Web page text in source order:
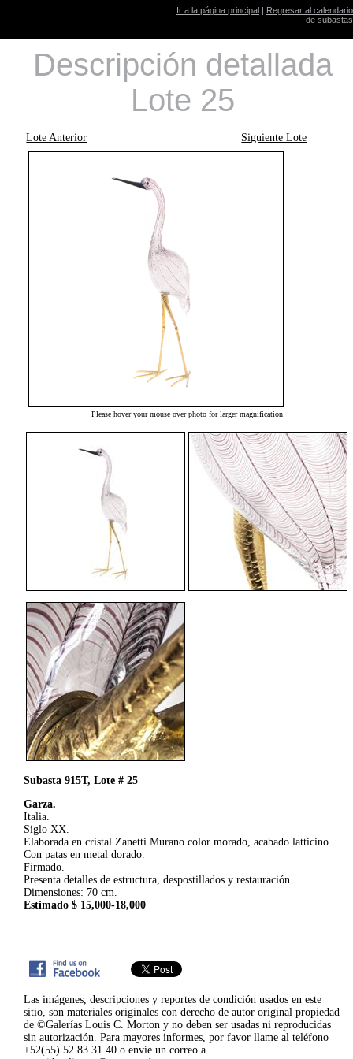
Ir a la página principal | Regresar al calendario
de subastas
Descripción detallada
Lote 25
Lote Anterior Siguiente Lote
Please hover your mouse over photo for larger magnification
Subasta 915T, Lote # 25
Garza.
Italia.
Siglo XX.
Elaborada en cristal Zanetti Murano color morado, acabado latticino.
Con patas en metal dorado.
Firmado.
Presenta detalles de estructura, despostillados y restauración.
Dimensiones: 70 cm.
Estimado $ 15,000-18,000
|
Las imágenes, descripciones y reportes de condición usados en este
sitio, son materiales originales con derecho de autor original propiedad
de ©Galerías Louis C. Morton y no deben ser usadas ni reproducidas
sin autorización. Para mayores informes, por favor llame al teléfono
+52(55) 52.83.31.40 o envíe un correo a